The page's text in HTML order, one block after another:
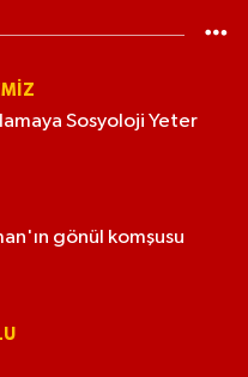
Sosyoloji Yeter
gönül komşusu